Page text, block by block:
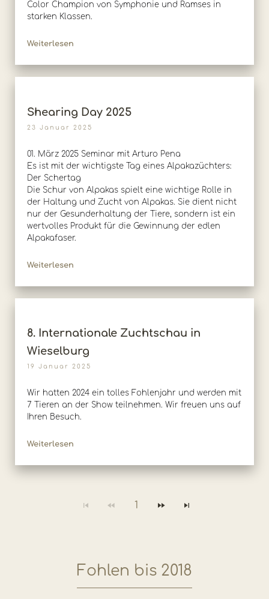
Color Champion von Symphonie und Ramses in
starken Klassen.
Weiterlesen
Shearing Day 2025
23 Januar 2025
01. März 2025 Seminar mit Arturo Pena
Es ist mit der wichtigste Tag eines Alpakazüchters:
Der Schertag
Die Schur von Alpakas spielt eine wichtige Rolle in
der Haltung und Zucht von Alpakas. Sie dient nicht
nur der Gesunderhaltung der Tiere, sondern ist ein
wertvolles Produkt für die Gewinnung der edlen
Alpakafaser.
Weiterlesen
8. Internationale Zuchtschau in
Wieselburg
19 Januar 2025
Wir hatten 2024 ein tolles Fohlenjahr und werden mit
7 Tieren an der Show teilnehmen. Wir freuen uns auf
Ihren Besuch.
Weiterlesen
1
Fohlen bis 2018